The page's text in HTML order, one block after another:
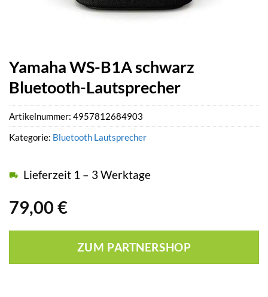
Yamaha WS-B1A schwarz
Bluetooth-Lautsprecher
79,00 €
Lieferzeit 1 – 3 Werktage
ZUM PARTNERSHOP
Artikelnummer: 4957812684903
Kategorie: Bluetooth Lautsprecher